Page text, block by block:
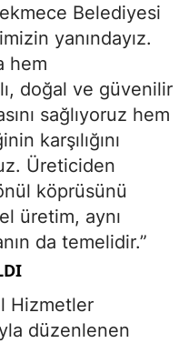
Belediyesi
yanındayız.
hem
doğal ve güvenilir
sağlıyoruz hem
karşılığını
Üreticiden
köprüsünü
üretim, aynı
da temelidir.”
Hizmetler
düzenlenen